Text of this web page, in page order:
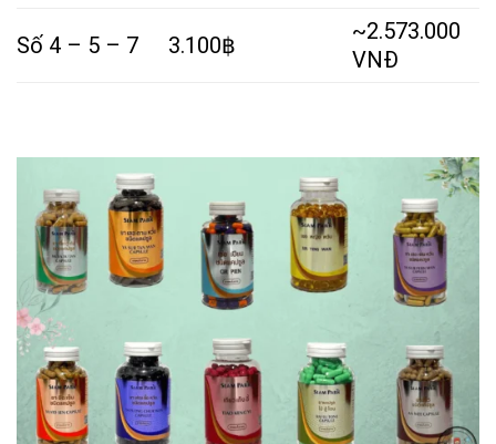
Số 4 – 5 – 7 3.100฿
~2.573.000
VNĐ